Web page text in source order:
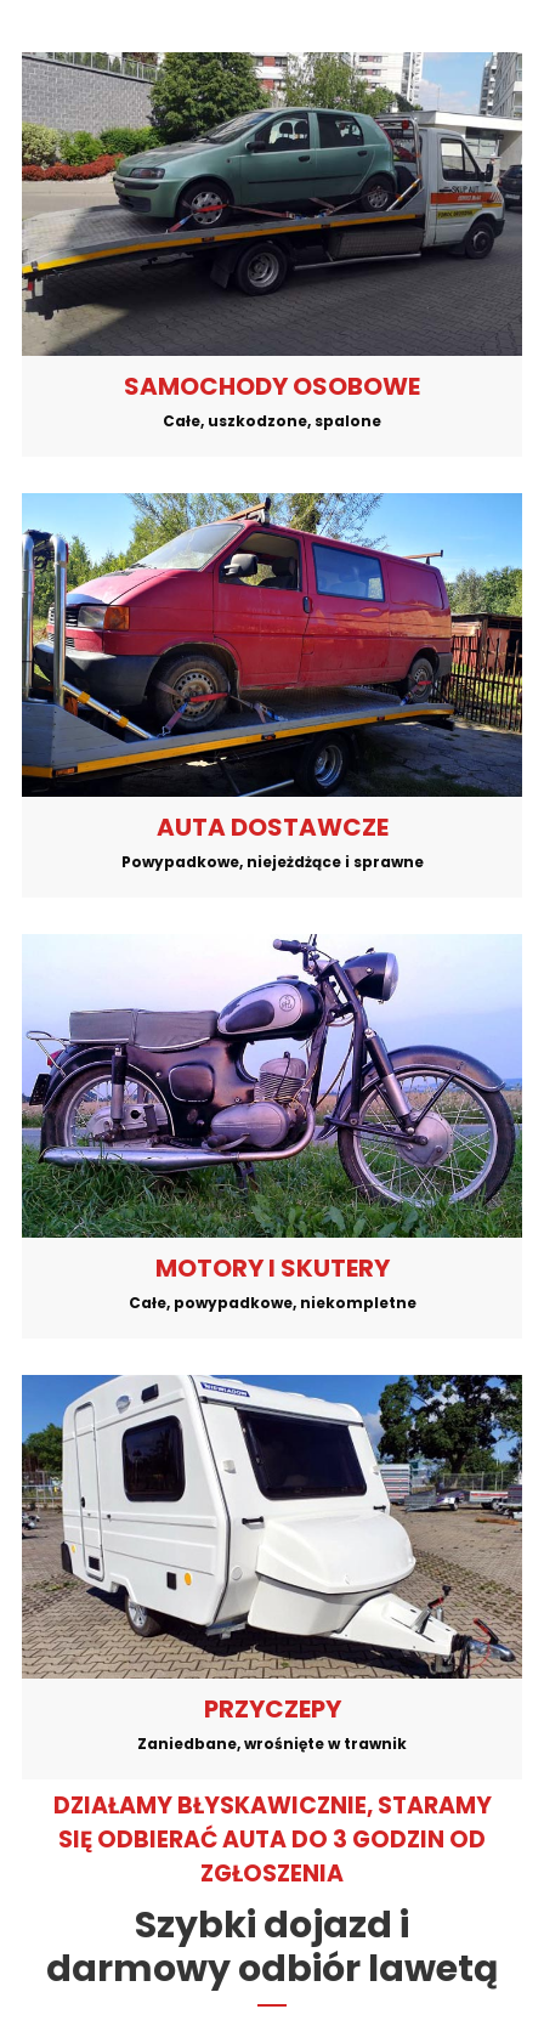
SAMOCHODY OSOBOWE
Całe, uszkodzone, spalone
AUTA DOSTAWCZE
Powypadkowe, niejeżdżące i sprawne
MOTORY I SKUTERY
Całe, powypadkowe, niekompletne
PRZYCZEPY
Zaniedbane, wrośnięte w trawnik
DZIAŁAMY BŁYSKAWICZNIE, STARAMY
SIĘ ODBIERAĆ AUTA DO 3 GODZIN OD
ZGŁOSZENIA
Szybki dojazd i
darmowy odbiór lawetą